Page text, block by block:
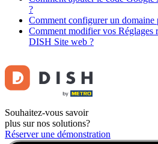
?
Comment configurer un domaine
Comment modifier vos Réglages
DISH Site web ?
Souhaitez-vous savoir
plus sur nos solutions?
Réserver une démonstration